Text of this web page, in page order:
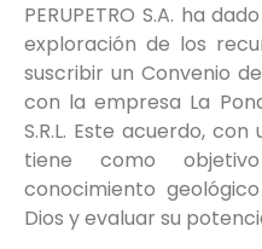
PERUPETRO S.A. ha
exploración de los
suscribir un Convenio
con la empresa La
S.R.L. Este acuerdo,
tiene como
conocimiento
Dios y evaluar su